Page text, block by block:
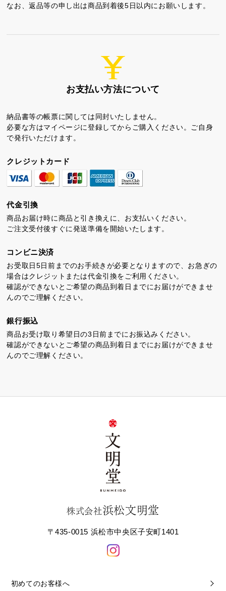
なお、返品等の申し出は商品到着後5日以内にお願いします。
お支払い方法について
納品書等の帳票に関しては同封いたしません。
必要な方はマイページに登録してからご購入ください。ご自身
で発行いただけます。
クレジットカード
代金引換
商品お届け時に商品と引き換えに、お支払いください。
ご注文受付後すぐに発送準備を開始いたします。
コンビニ決済
お受取日5日前までのお手続きが必要となりますので、お急ぎの
場合はクレジットまたは代金引換をご利用ください。
確認ができないとご希望の商品到着日までにお届けができませ
んのでご理解ください。
銀行振込
商品お受け取り希望日の3日前までにお振込みください。
確認ができないとご希望の商品到着日までにお届けができませ
んのでご理解ください。
株式会社浜松文明堂
〒435-0015 浜松市中央区子安町1401
初めてのお客様へ